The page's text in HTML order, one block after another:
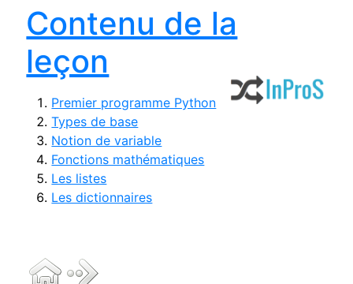
Contenu de la
leçon
Premier programme Python
Types de base
Notion de variable
Fonctions mathématiques
Les listes
Les dictionnaires